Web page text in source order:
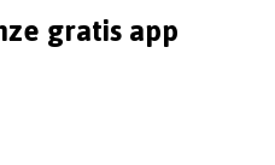
gratis app